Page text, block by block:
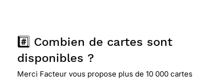
courrier est toujours arrivé en temps et en heure.
Merci pour tout
#️⃣ Combien de cartes sont
disponibles ?
Merci Facteur vous propose plus de 10 000 cartes